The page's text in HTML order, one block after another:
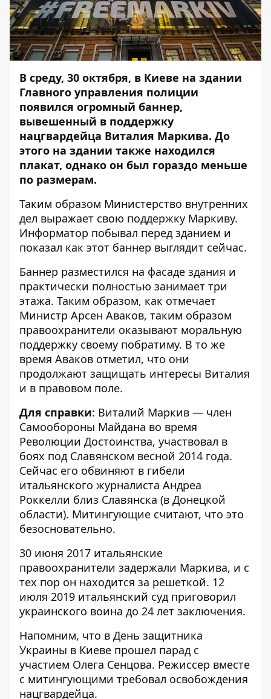
В среду, 30 октября, в Киеве на здании
Главного управления полиции
появился огромный баннер,
вывешенный в поддержку
нацгвардейца Виталия Маркива. До
этого на здании также находился
плакат, однако он был гораздо меньше
по размерам.
Таким образом Министерство внутренних
дел выражает свою поддержку Маркиву.
Информатор побывал перед зданием и
показал как этот баннер выглядит сейчас.
Баннер разместился на фасаде здания и
практически полностью занимает три
этажа. Таким образом, как отмечает
Министр Арсен Аваков, таким образом
правоохранители оказывают моральную
поддержку своему побратиму. В то же
время Аваков отметил, что они
продолжают защищать интересы Виталия
и в правовом поле.
Для справки: Виталий Маркив — член
Самообороны Майдана во время
Революции Достоинства, участвовал в
боях под Славянском весной 2014 года.
Сейчас его обвиняют в гибели
итальянского журналиста Андреа
Роккелли близ Славянска (в Донецкой
области). Митингующие считают, что это
безосновательно.
30 июня 2017 итальянские
правоохранители задержали Маркива, и с
тех пор он находится за решеткой. 12
июля 2019 итальянский суд приговорил
украинского воина до 24 лет заключения.
Напомним, что в День защитника
Украины в Киеве прошел парад с
участием Олега Сенцова. Режиссер вместе
с митингующими требовал освобождения
нацгвардейца.